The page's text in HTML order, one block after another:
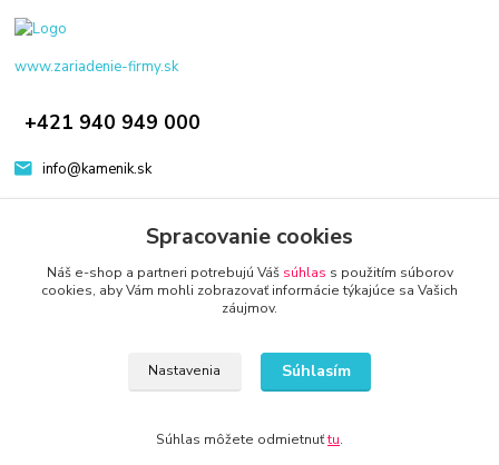
www.zariadenie-firmy.sk
+421 940 949 000
info@kamenik.sk
Eshop-rychlo.sk
Spracovanie cookies
Náš e-shop a partneri potrebujú Váš súhlas s použitím súborov
cookies, aby Vám mohli zobrazovať informácie týkajúce sa Vašich
záujmov.
Nastavenia Súhlasím
Súhlas môžete odmietnuťtu.